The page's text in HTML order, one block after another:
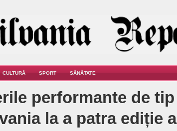
CULTURĂ SPORT SĂNĂTATE
performante de tip
la a patra ediție a